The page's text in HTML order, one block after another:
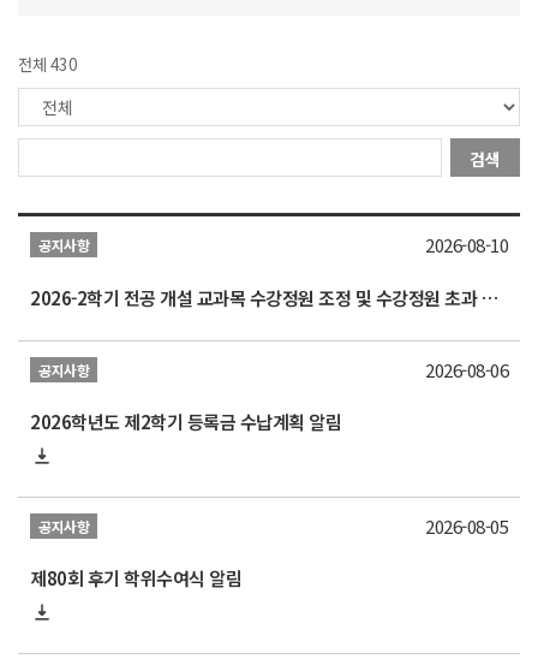
전체 430
검색
공지사항
2026-2학기 전공 개설 교과목 수강정원 조정 및 수강정원 초과 과목 수강신청 안내(8/11 부터 적용)
2026-08-10
공지사항
2026학년도 제2학기 등록금 수납계획 알림
2026-08-06
공지사항
제80회 후기 학위수여식 알림
2026-08-05